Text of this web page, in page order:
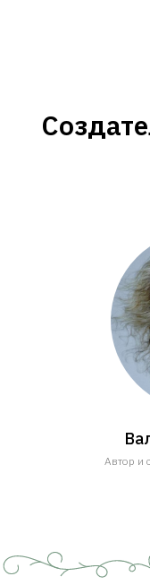
Автор и